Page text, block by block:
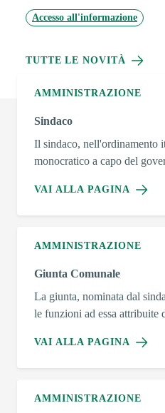
Accesso all'informazione
TUTTE LE NOVITÀ
AMMINISTRAZIONE
Sindaco
Il sindaco, nell'ordinamento
monocratico a capo del
VAI ALLA PAGINA
AMMINISTRAZIONE
Giunta Comunale
La giunta, nominata dal
le funzioni ad essa attribuite
VAI ALLA PAGINA
AMMINISTRAZIONE